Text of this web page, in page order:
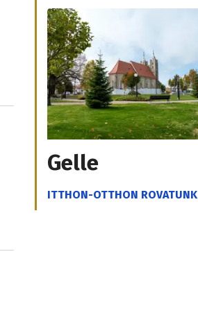
Gelle
ITTHON-OTTHON ROVATUNK